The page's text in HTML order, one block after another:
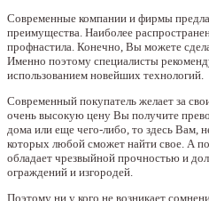
Современные компании и фирмы
преимущества. Наиболее
профнастила. Конечно, Вы можете
Именно поэтому специалисты
использованием новейших технологий.
Современный покупатель желает за
очень высокую цену Вы получите
дома или еще чего-либо, то здесь Вам,
которых любой сможет найти свое. А
обладает чрезвыйной прочностью и
ограждений и изгородей.
Поэтому ни у кого не возникает